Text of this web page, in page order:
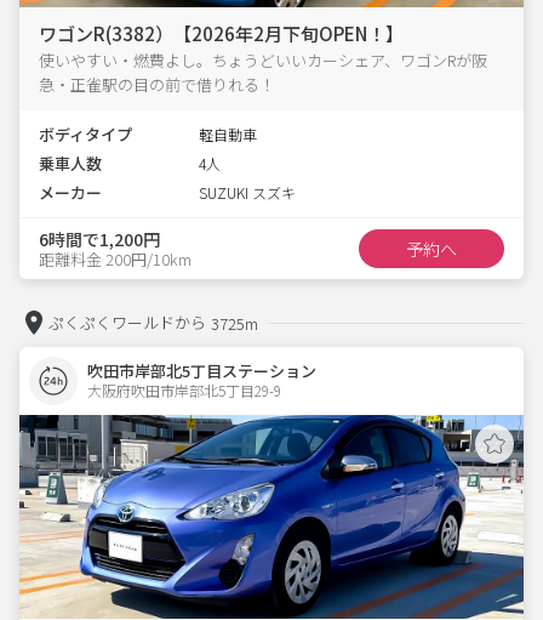
ワゴンR(3382）【2026年2月下旬OPEN！】
使いやすい・燃費よし。ちょうどいいカーシェア、ワゴンRが阪
急・正雀駅の目の前で借りれる！
ボディタイプ 軽自動車
乗車人数 4人
メーカー SUZUKI スズキ
6時間で1,200円
距離料金 200円/10km 予約へ
ぷくぷくワールドから 3725m
吹田市岸部北5丁目ステーション
大阪府吹田市岸部北5丁目29-9